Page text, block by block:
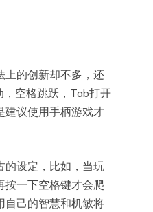
上的创新却不多，还
空格跳跃，Tab打开
建议使用手柄游戏才
的设定，比如，当玩
按一下空格键才会爬
自己的智慧和机敏将